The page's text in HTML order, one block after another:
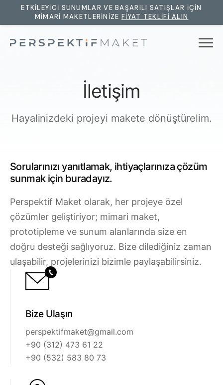
ETKILEYICI SUNUMLAR VE BAŞARILI SATIŞLAR IÇIN
MIMARI MAKETLERINIZE FIYAT TEKLIFI ALIN
Menü
Araç Prototipleri
Arazi Maketleri
Makina Prototipleri
3D Modelleme & Render
Eğitim Araçları
Blog
İletişim
TR
🇹🇷
🇬🇧
🇩🇪
🇫🇷
🇸🇦
Hemen Teklif Alın
İletişim
Hayalinizdeki projeyi makete dönüştürelim.
Sorularınızı yanıtlamak, ihtiyaçlarınıza çözüm
sunmak için buradayız.
Perspektif Maket olarak, her projeye özel
çözümler geliştiriyor; mimari maket,
prototipleme ve sunum alanlarında size en
doğru desteği sağlıyoruz. Bize dilediğiniz zaman
ulaşabilir, projelerinizi bizimle paylaşabilirsiniz.
Bize Ulaşın
perspektifmaket@gmail.com
+90 (312) 473 61 22
+90 (532) 583 80 73